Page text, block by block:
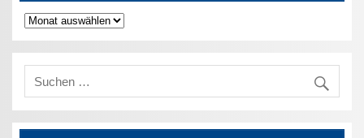
Archiv